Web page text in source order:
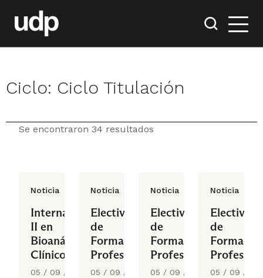
Ciclo: Ciclo Titulación
Se encontraron 34 resultados
Noticia
Internado
II en
Bioanálisis
Clínico y
Medicina
05 / 09 /
Noticia
Electivo
de
Formación
Profesional
II
05 / 09 /
Noticia
Electivo
de
Formación
Profesional
III
05 / 09 /
Noticia
Electivo
de
II
05 / 09 /